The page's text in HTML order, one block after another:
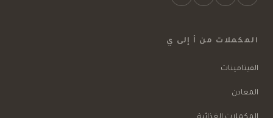
المكملات من أ إلى ي
الفيتامينات
المعادن